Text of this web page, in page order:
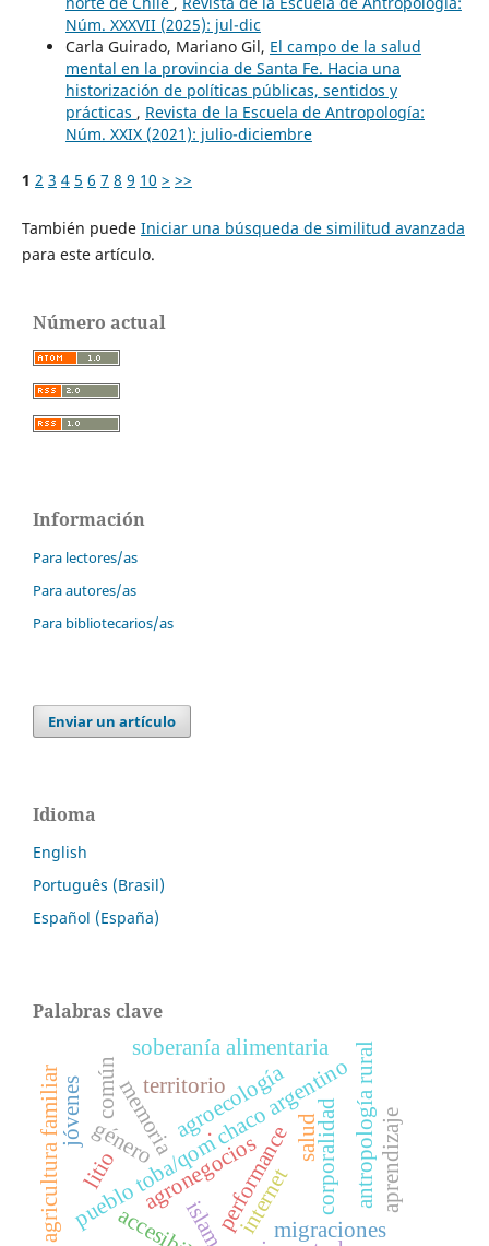
Núm. XXXVII (2025): jul-dic
Carla Guirado, Mariano Gil, El campo de la salud
mental en la provincia de Santa Fe. Hacia una
historización de políticas públicas, sentidos y
prácticas , Revista de la Escuela de Antropología:
Núm. XXIX (2021): julio-diciembre
1 2 3 4 5 6 7 8 9 10 > >>
También puede Iniciar una búsqueda de similitud avanzada
para este artículo.
Número actual
Información
Para lectores/as
Para autores/as
Para bibliotecarios/as
Enviar un artículo
Idioma
English
Português (Brasil)
Español (España)
Palabras clave
pueblo toba/qom chaco argentino
memoria corporalidad
performancemigraciones
territorio
salud
género antropología rural
agronegocios
agricultura familiar agroecología
soberanía alimentaria
litio aprendizaje
común
.
internet
islam
jóvenes